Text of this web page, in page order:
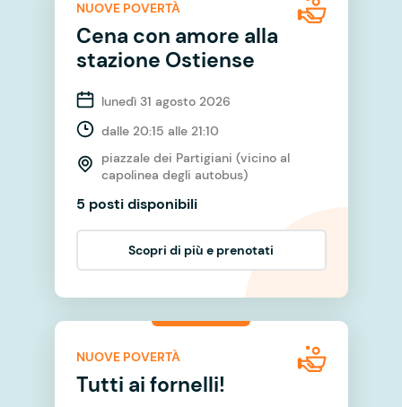
NUOVE POVERTÀ
Cena con amore alla
stazione Ostiense
lunedì 31 agosto 2026
dalle 20:15 alle 21:10
piazzale dei Partigiani (vicino al
capolinea degli autobus)
5 posti disponibili
Scopri di più e prenotati
NUOVE POVERTÀ
Tutti ai fornelli!